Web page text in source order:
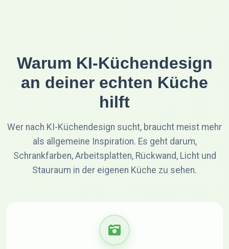
Warum KI-Küchendesign
an deiner echten Küche
hilft
Wer nach KI-Küchendesign sucht, braucht meist mehr
als allgemeine Inspiration. Es geht darum,
Schrankfarben, Arbeitsplatten, Rückwand, Licht und
Stauraum in der eigenen Küche zu sehen.